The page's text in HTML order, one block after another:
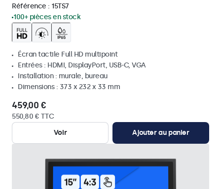
Référence : 15TS7
100+ pièces en stock
Écran tactile Full HD multipoint
Entrées : HDMI, DisplayPort, USB-C, VGA
Installation : murale, bureau
Dimensions : 373 x 232 x 33 mm
459,00 €
550,80 € TTC
Voir
Ajouter au panier